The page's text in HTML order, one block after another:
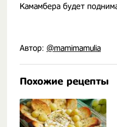
Камамбера будет
Автор: @mamimamulia
Похожие рецепты